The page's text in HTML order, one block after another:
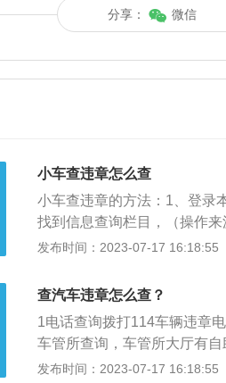
分享： 微信
小车查违章怎么查
小车查违章的方法：1、登录
找到信息查询栏目，（操作
本MicrosoftEdge版本
通支大队的办公大厅通过触
下载并注册登录交管12123
54，交管12123安卓版本
经有账号的话直接登录就可
击进入。进入之后先绑定自
发布时间：2023-07-17 16:18:55
查汽车违章怎么查？
1电话查询拨打114车辆违章
车管所查询，车管所大厅有
发布时间：2023-07-17 16:18:55